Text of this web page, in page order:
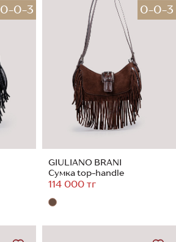
0-0-3 0-0-3
GIULIANO BRANI
Сумка top-handle
114 000 тг